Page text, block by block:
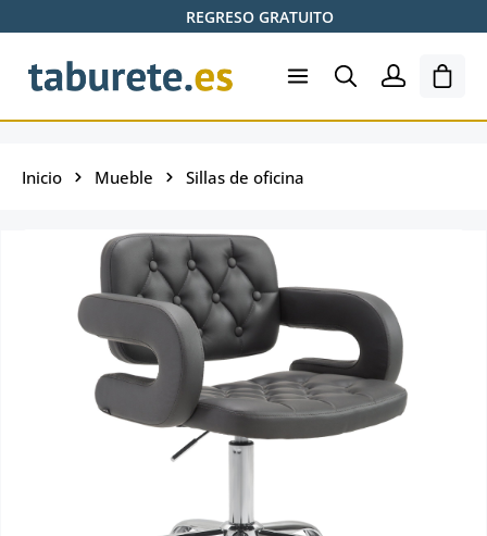
Saltar al contenido principalREGRESO GRATUITO
El
Inicio Mueble Sillas de oficina